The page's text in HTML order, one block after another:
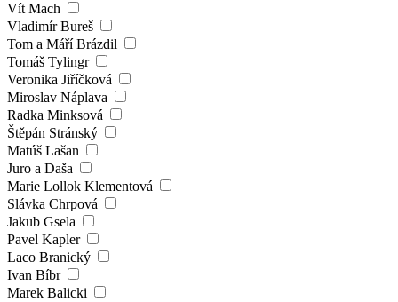
Vít Mach
Vladimír Bureš
Tom a Máří Brázdil
Tomáš Tylingr
Veronika Jiříčková
Miroslav Náplava
Radka Minksová
Štěpán Stránský
Matúš Lašan
Juro a Daša
Marie Lollok Klementová
Slávka Chrpová
Jakub Gsela
Pavel Kapler
Laco Branický
Ivan Bíbr
Marek Balicki